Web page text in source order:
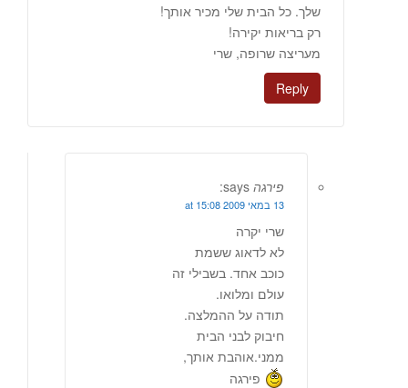
שלך. כל הבית שלי מכיר אותך!
רק בריאות יקירה!
מעריצה שרופה, שרי
Reply
פירגה says:
13 במאי 2009 at 15:08
שרי יקרה
לא לדאוג ששמת
כוכב אחד. בשבילי זה
עולם ומלואו.
תודה על ההמלצה.
חיבוק לבני הבית
ממני.אוהבת אותך,
פירגה